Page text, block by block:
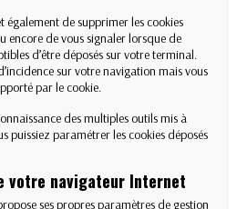
de supprimer les cookies
encore de vous signaler lorsque de
d’être déposés sur votre terminal.
sur votre navigation mais vous
par le cookie.
des multiples outils mis à
puissiez paramétrer les cookies déposés
votre navigateur Internet
ses propres paramètres de gestion